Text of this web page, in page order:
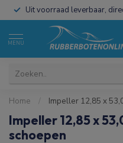
Uit voorraad leverbaar,
MENU
Home / Impeller 12,85 x
Impeller 12,85 x
schoepen